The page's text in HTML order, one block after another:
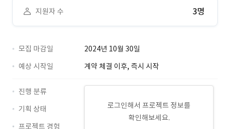
지원자 수 3명
모집 마감일
2024년 10월 30일
예상 시작일
계약 체결 이후, 즉시 시작
로그인해서 프로젝트 정보를
확인해보세요.
진행 분류
기획 상태
프로젝트 경험